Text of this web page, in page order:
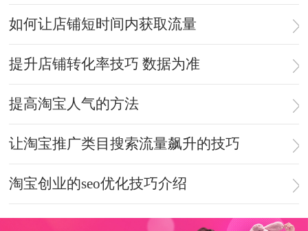
如何让店铺短时间内获取流量
提升店铺转化率技巧 数据为准
提高淘宝人气的方法
让淘宝推广类目搜索流量飙升的技巧
淘宝创业的seo优化技巧介绍